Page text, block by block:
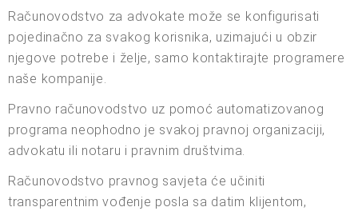
Računovodstvo za advokate može se konfigurisati
pojedinačno za svakog korisnika, uzimajući u obzir
njegove potrebe i želje, samo kontaktirajte programere
naše kompanije.
Pravno računovodstvo uz pomoć automatizovanog
programa neophodno je svakoj pravnoj organizaciji,
advokatu ili notaru i pravnim društvima.
Računovodstvo pravnog savjeta će učiniti
transparentnim vođenje posla sa datim klijentom,